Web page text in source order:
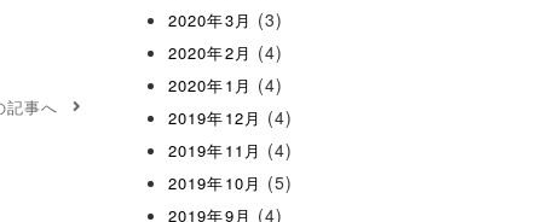
記事へ
2020年3月 (3)
2020年2月 (4)
2020年1月 (4)
2019年12月 (4)
2019年11月 (4)
2019年10月 (5)
2019年9月 (4)